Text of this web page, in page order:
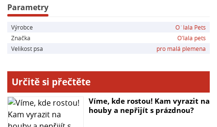
- Údržba: prát na 30 stupňů, bez aviváže, nežehlit,
nesušit v sušičce, nečistit chemicky, nebělit
- Vyjímatelný střed pelíšku
- Expedice dle uvedené expediční lhůty
- Český výrobek
Parametry
Výrobce
O´lala Pets
Značka
O'lala pets
Velikost psa
pro malá plemena
Určitě si přečtěte
Víme, kde rostou! Kam vyrazit na
houby a nepřijít s prázdnou?